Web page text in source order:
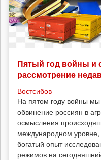
Пятый год войны и
рассмотрение
Востсибов
На пятом году войны
обвинение россиян в
осмысления
международном
богатый опыт
режимов на